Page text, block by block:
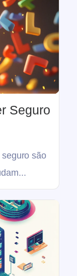
Seguro
são